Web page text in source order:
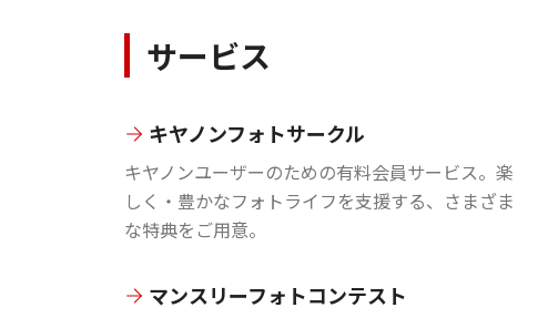
サービス
キヤノンフォトサークル
キヤノンユーザーのための有料会員サービス。楽
しく・豊かなフォトライフを支援する、さまざま
な特典をご用意。
マンスリーフォトコンテスト